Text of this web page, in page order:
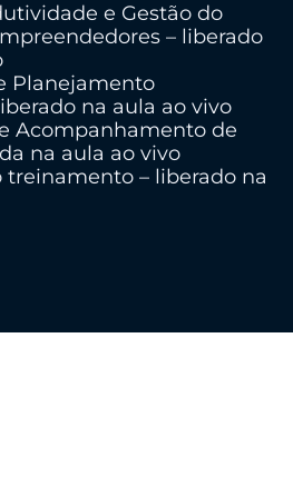
e Gestão do
– liberado
Planejamento
na aula ao vivo
Acompanhamento de
na aula ao vivo
treinamento – liberado na